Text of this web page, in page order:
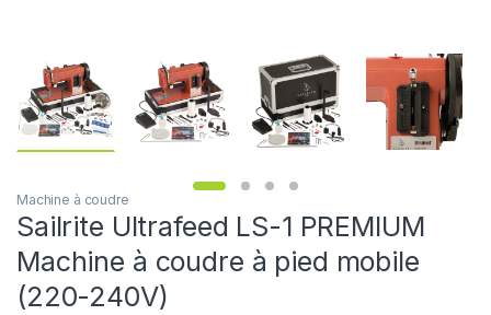
Machine à coudre
Sailrite Ultrafeed LS-1 PREMIUM
Machine à coudre à pied mobile
(220-240V)